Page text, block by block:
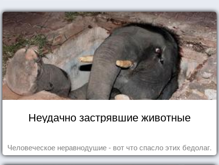
Неудачно застрявшие животные
Человеческое неравнодушие - вот что спасло этих бедолаг.